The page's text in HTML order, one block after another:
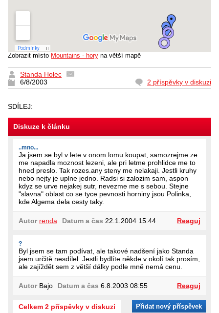
Zobrazit místo Mountains - hory na větší mapě
Standa Holec
6/8/2003
2 příspěvky v diskuzi
SDÍLEJ:
Diskuze k článku
..mno...
Ja jsem se byl v lete v onom lomu koupat, samozrejme ze
me napadla moznost lezeni, ale pri letme prohlidce me to
hned preslo. Tak rozes.any steny me nelakaji. Jestli kruhy
nebo nejty je uplne jedno. Radsi si zalozim sam, aspon
kdyz se urve nejakej sutr, nevezme me s sebou. Stejne
"slavna" oblast co se tyce pevnosti horniny jsou Polinka,
kde Algema dela cesty taky.
Autor renda Datum a čas 22.1.2004 15:44 Reaguj
?
Byl jsem se tam podívat, ale takové nadšení jako Standa
jsem určitě nesdílel. Jestli bydlíte někde v okolí tak prosím,
ale zajíždět sem z větší dálky podle mně nemá cenu.
AutorBajo Datum a čas 6.8.2003 08:55 Reaguj
Celkem 2 příspěvky v diskuzi Přidat nový příspěvek